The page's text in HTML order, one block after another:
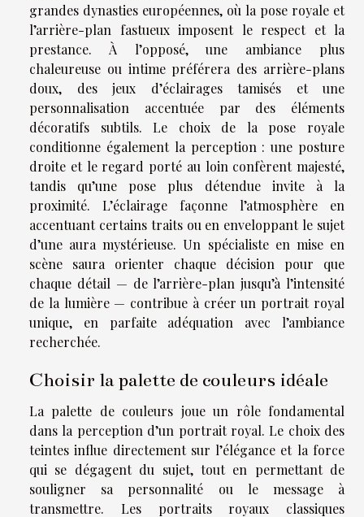
grandes dynasties européennes, où la pose royale et
l’arrière-plan fastueux imposent le respect et la
prestance. À l’opposé, une ambiance plus
chaleureuse ou intime préférera des arrière-plans
doux, des jeux d’éclairages tamisés et une
personnalisation accentuée par des éléments
décoratifs subtils. Le choix de la pose royale
conditionne également la perception : une posture
droite et le regard porté au loin confèrent majesté,
tandis qu’une pose plus détendue invite à la
proximité. L’éclairage façonne l’atmosphère en
accentuant certains traits ou en enveloppant le sujet
d’une aura mystérieuse. Un spécialiste en mise en
scène saura orienter chaque décision pour que
chaque détail — de l’arrière-plan jusqu’à l’intensité
de la lumière — contribue à créer un portrait royal
unique, en parfaite adéquation avec l’ambiance
recherchée.
Choisir la palette de couleurs idéale
La palette de couleurs joue un rôle fondamental
dans la perception d’un portrait royal. Le choix des
teintes influe directement sur l’élégance et la force
qui se dégagent du sujet, tout en permettant de
souligner sa personnalité ou le message à
transmettre. Les portraits royaux classiques